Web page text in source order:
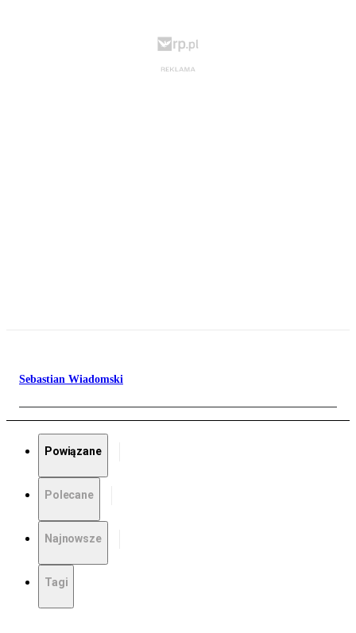
Sebastian Wiadomski
Powiązane
Polecane
Najnowsze
Tagi